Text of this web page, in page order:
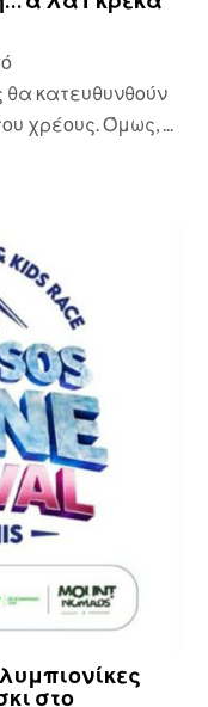
θα κατευθυνθούν
χρέους. Όμως, ...
στο